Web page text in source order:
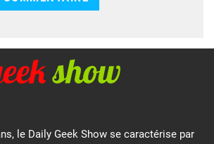
le Daily Geek Show se caractérise par